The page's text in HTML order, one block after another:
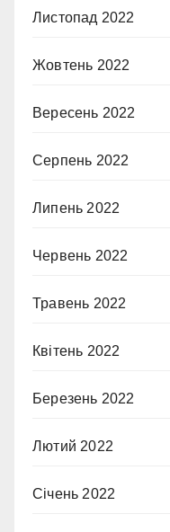
Листопад 2022
Жовтень 2022
Вересень 2022
Серпень 2022
Липень 2022
Червень 2022
Травень 2022
Квітень 2022
Березень 2022
Лютий 2022
Січень 2022